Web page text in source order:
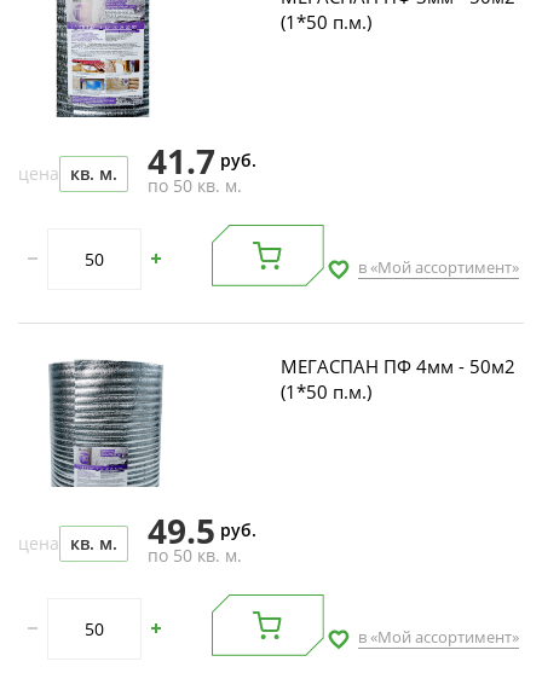
(1*50 п.м.)
цена кв. м. 41.7 руб.
по 50 кв. м.
в «Мой ассортимент»
МЕГАСПАН ПФ 4мм - 50м2
(1*50 п.м.)
цена кв. м. 49.5 руб.
по 50 кв. м.
в «Мой ассортимент»